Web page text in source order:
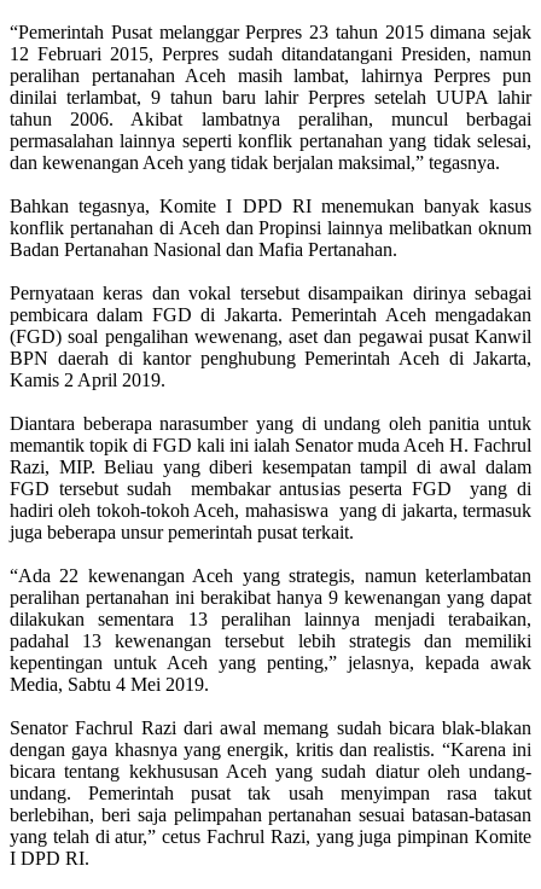
“Pemerintah Pusat melanggar Perpres 23 tahun 2015 dimana sejak
12 Februari 2015, Perpres sudah ditandatangani Presiden, namun
peralihan pertanahan Aceh masih lambat, lahirnya Perpres pun
dinilai terlambat, 9 tahun baru lahir Perpres setelah UUPA lahir
tahun 2006. Akibat lambatnya peralihan, muncul berbagai
permasalahan lainnya seperti konflik pertanahan yang tidak selesai,
dan kewenangan Aceh yang tidak berjalan maksimal,” tegasnya.
Bahkan tegasnya, Komite I DPD RI menemukan banyak kasus
konflik pertanahan di Aceh dan Propinsi lainnya melibatkan oknum
Badan Pertanahan Nasional dan Mafia Pertanahan.
Pernyataan keras dan vokal tersebut disampaikan dirinya sebagai
pembicara dalam FGD di Jakarta. Pemerintah Aceh mengadakan
(FGD) soal pengalihan wewenang, aset dan pegawai pusat Kanwil
BPN daerah di kantor penghubung Pemerintah Aceh di Jakarta,
Kamis 2 April 2019.
Diantara beberapa narasumber yang di undang oleh panitia untuk
memantik topik di FGD kali ini ialah Senator muda Aceh H. Fachrul
Razi, MIP. Beliau yang diberi kesempatan tampil di awal dalam
FGD tersebut sudah membakar antusias peserta FGD yang di
hadiri oleh tokoh-tokoh Aceh, mahasiswa yang di jakarta, termasuk
juga beberapa unsur pemerintah pusat terkait.
“Ada 22 kewenangan Aceh yang strategis, namun keterlambatan
peralihan pertanahan ini berakibat hanya 9 kewenangan yang dapat
dilakukan sementara 13 peralihan lainnya menjadi terabaikan,
padahal 13 kewenangan tersebut lebih strategis dan memiliki
kepentingan untuk Aceh yang penting,” jelasnya, kepada awak
Media, Sabtu 4 Mei 2019.
Senator Fachrul Razi dari awal memang sudah bicara blak-blakan
dengan gaya khasnya yang energik, kritis dan realistis. “Karena ini
bicara tentang kekhususan Aceh yang sudah diatur oleh undang-
undang. Pemerintah pusat tak usah menyimpan rasa takut
berlebihan, beri saja pelimpahan pertanahan sesuai batasan-batasan
yang telah di atur,” cetus Fachrul Razi, yang juga pimpinan Komite
I DPD RI.